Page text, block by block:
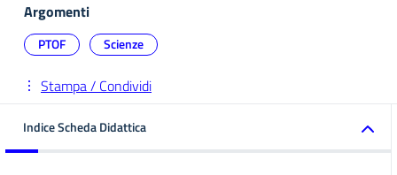
Argomenti
PTOF Scienze
Stampa / Condividi
Indice Scheda Didattica